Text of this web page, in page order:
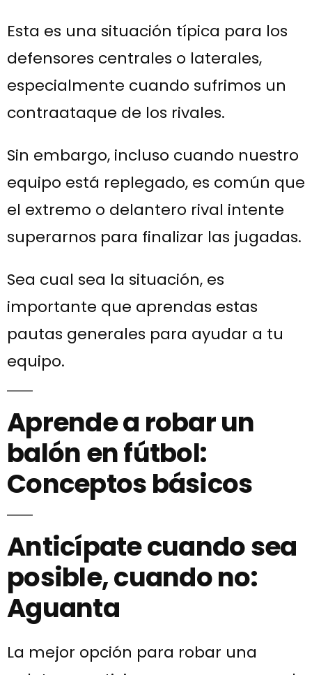
Esta es una situación típica para los
defensores centrales o laterales,
especialmente cuando sufrimos un
contraataque de los rivales.
Sin embargo, incluso cuando nuestro
equipo está replegado, es común que
el extremo o delantero rival intente
superarnos para finalizar las jugadas.
Sea cual sea la situación, es
importante que aprendas estas
pautas generales para ayudar a tu
equipo.
Aprende a robar un
balón en fútbol:
Conceptos básicos
Anticípate cuando sea
posible, cuando no:
Aguanta
La mejor opción para robar una